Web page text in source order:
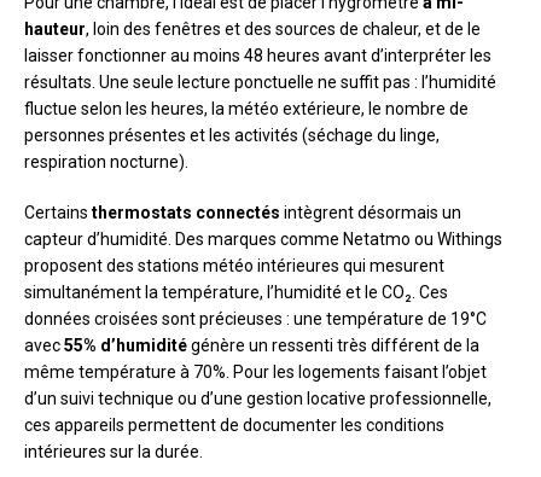
hauteur, loin des fenêtres et des sources de chaleur, et de le
laisser fonctionner au moins 48 heures avant d’interpréter les
résultats. Une seule lecture ponctuelle ne suffit pas : l’humidité
fluctue selon les heures, la météo extérieure, le nombre de
personnes présentes et les activités (séchage du linge,
respiration nocturne).
Certains thermostats connectés intègrent désormais un
capteur d’humidité. Des marques comme Netatmo ou Withings
proposent des stations météo intérieures qui mesurent
simultanément la température, l’humidité et le CO₂. Ces
données croisées sont précieuses : une température de 19°C
avec55% d’humiditégénère un ressenti très différent de la
même température à 70%. Pour les logements faisant l’objet
d’un suivi technique ou d’une gestion locative professionnelle,
ces appareils permettent de documenter les conditions
intérieures sur la durée.